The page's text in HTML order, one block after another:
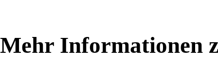
Mehr Informationen